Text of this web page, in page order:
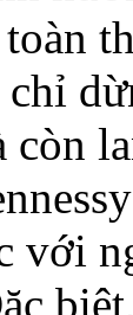
chỉ
với